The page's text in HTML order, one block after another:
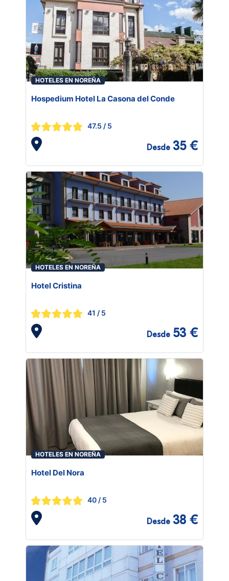
HOTELES EN NOREÑA
Hospedium Hotel La Casona del Conde
47.5 / 5
Desde 35 €
HOTELES EN NOREÑA
Hotel Cristina
41 / 5
Desde 53 €
HOTELES EN NOREÑA
Hotel Del Nora
40 / 5
Desde 38 €